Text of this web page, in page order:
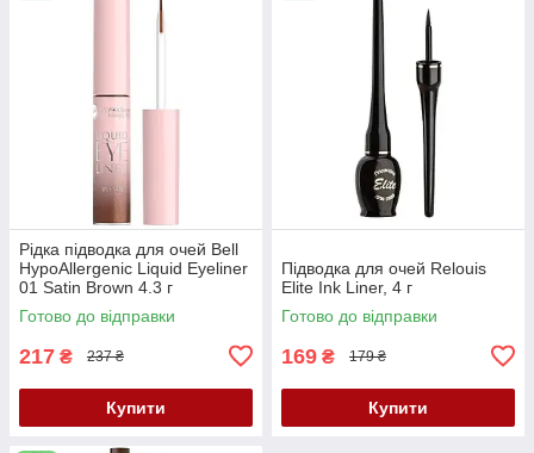
Рідка підводка для очей Bell
HypoAllergenic Liquid Eyeliner
01 Satin Brown 4.3 г
Готово до відправки
217 ₴ 237 ₴
Купити
Підводка для очей Relouis
Elite Ink Liner, 4 г
Готово до відправки
169 ₴ 179 ₴
Купити